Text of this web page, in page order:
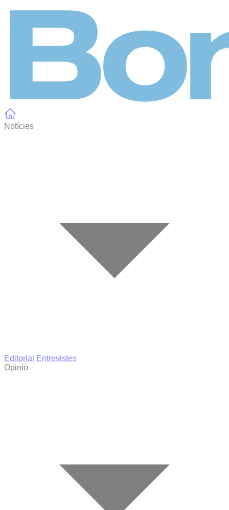
Notícies
Editorial
Entrevistes
Opinió